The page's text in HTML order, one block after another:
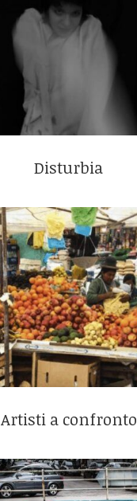
Disturbia
Artisti a confronto